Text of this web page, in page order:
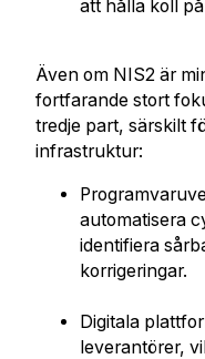
att hålla koll
Även om NIS2 är
fortfarande stort
tredje part, särskilt
infrastruktur:
automatisera
identifiera
korrigeringar.
Digitala
leverantörer,